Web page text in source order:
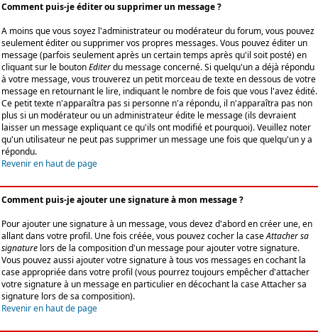
Comment puis-je éditer ou supprimer un message ?
A moins que vous soyez l'administrateur ou modérateur du forum, vous pouvez
seulement éditer ou supprimer vos propres messages. Vous pouvez éditer un
message (parfois seulement après un certain temps après qu'il soit posté) en
cliquant sur le boutonEditerdu message concerné. Si quelqu'un a déjà répondu
à votre message, vous trouverez un petit morceau de texte en dessous de votre
message en retournant le lire, indiquant le nombre de fois que vous l'avez édité.
Ce petit texte n'apparaîtra pas si personne n'a répondu, il n'apparaîtra pas non
plus si un modérateur ou un administrateur édite le message (ils devraient
laisser un message expliquant ce qu'ils ont modifié et pourquoi). Veuillez noter
qu'un utilisateur ne peut pas supprimer un message une fois que quelqu'un y a
répondu.
Revenir en haut de page
Comment puis-je ajouter une signature à mon message ?
Pour ajouter une signature à un message, vous devez d'abord en créer une, en
allant dans votre profil. Une fois créée, vous pouvez cocher la caseAttacher sa
signature lors de la composition d'un message pour ajouter votre signature.
Vous pouvez aussi ajouter votre signature à tous vos messages en cochant la
case appropriée dans votre profil (vous pourrez toujours empêcher d'attacher
votre signature à un message en particulier en décochant la case Attacher sa
signature lors de sa composition).
Revenir en haut de page